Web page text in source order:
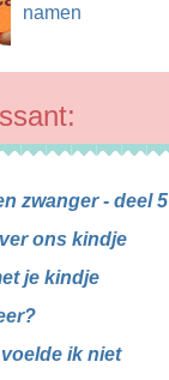
namen
zwanger - deel 5
ons kindje
je kindje
ik niet